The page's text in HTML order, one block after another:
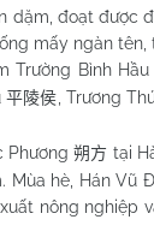
đoạt được
mấy ngàn
Trường Bình
平陵侯 , Trương
Phương朔方 tại
Mùa hè, Hán Vũ
nông nghiệp